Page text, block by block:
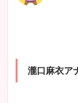
瀧口麻衣ア